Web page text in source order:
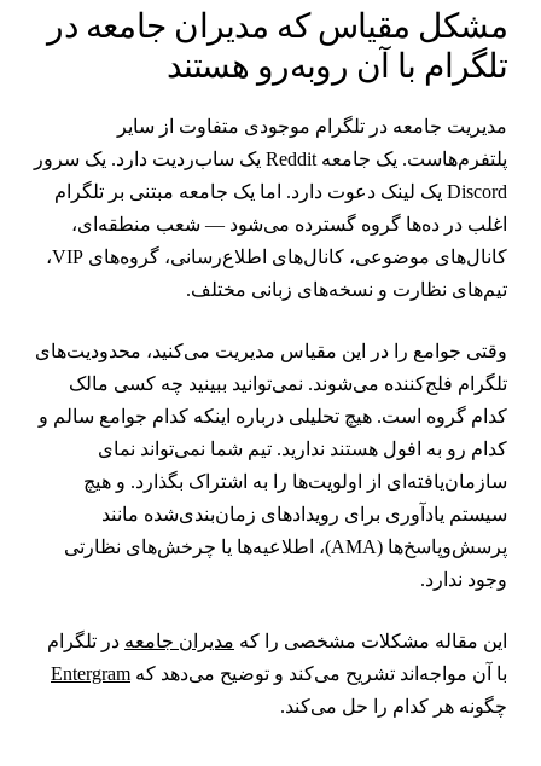
مقیاس که مدیران جامعه در
با آن روبه‌رو هستند
جامعه در تلگرام موجودی متفاوت از سایر
پلتفرم‌هاست. یک جامعه Reddit یک ساب‌ردیت دارد. یک سرور
Discord یک لینک دعوت دارد. اما یک جامعه مبتنی بر تلگرام
در ده‌ها گروه گسترده می‌شود — شعب منطقه‌ای،
کانال‌های موضوعی، کانال‌های اطلاع‌رسانی، گروه‌های VIP،
نظارت و نسخه‌های زبانی مختلف.
جوامع را در این مقیاس مدیریت می‌کنید، محدودیت‌های
فلج‌کننده می‌شوند. نمی‌توانید ببینید چه کسی مالک
گروه است. هیچ تحلیلی درباره اینکه کدام جوامع سالم و
رو به افول هستند ندارید. تیم شما نمی‌تواند نمای
از اولویت‌ها را به اشتراک بگذارد. و هیچ
یادآوری برای رویدادهای زمان‌بندی‌شده مانند
پرسش‌وپاسخ‌ها (AMA)، اطلاعیه‌ها یا چرخش‌های نظارتی
ندارد.
مقاله مشکلات مشخصی را که مدیران جامعهدر تلگرام
آن مواجه‌اند تشریح می‌کند و توضیح می‌دهد کهEntergram
هر کدام را حل می‌کند.